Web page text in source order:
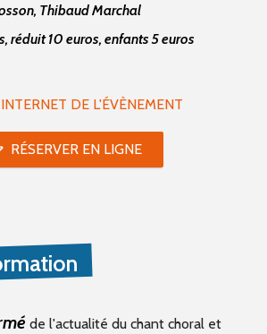
Thibaud Marchal
réduit 10 euros, enfants 5 euros
DE L'ÉVÈNEMENT
RÉSERVER EN LIGNE
de l'actualité du chant choral et